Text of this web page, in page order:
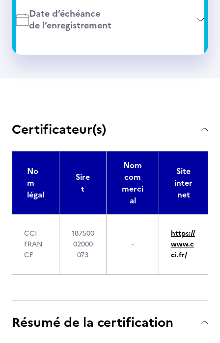
Date d’échéance
de l’enregistrement
Certificateur(s)
No
m
légal
Sire
t
Nom
com
merci
al
Site
inter
net
CCI
FRAN
CE
187500
02000
073
-
https://
www.c
ci.fr/
Résumé de la certification